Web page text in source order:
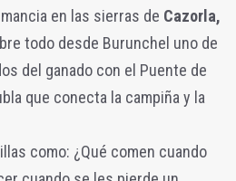
en las sierras de Cazorla,
todo desde Burunchel uno de
del ganado con el Puente de
que conecta la campiña y la
como: ¿Qué comen cuando